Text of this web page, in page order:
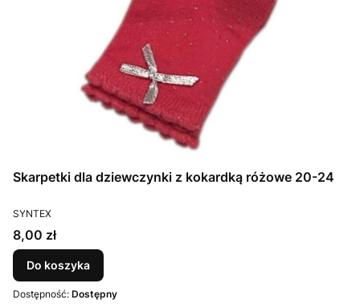
Skarpetki dla dziewczynki z kokardką różowe 20-24
PRODUCENT
SYNTEX
Cena
8,00 zł
Do koszyka
Dostępność: Dostępny